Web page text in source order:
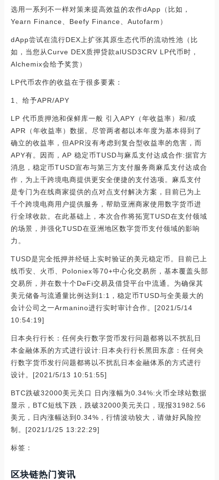
选用一系列不一样对策来提高效益的农作dApp（比如，
Yearn Finance、Beefy Finance、Autofarm）
dApp尝试在流行DEX上扩张其原生态代币的流动性池（比
如，当您从Curve DEX质押贷款alUSD3CRV LP代币时，
Alchemix会给予奖赏）
LP代币农作的收益在于很多要素：
1、给予APR/APY
LP 代币质押池和保鲜库一般 引入APY（年收益率）和/或
APR（年收益率）数据。尽管两者都以本年度为基本得到了
确立的收益率，但APR沒有考虑到复合型收益率的危害，而
APY有。因而，AP 稳定币TUSD与麻瓜支付达成合作:据官方
消息，稳定币TUSD宣布与第三方支付服务商麻瓜支付达成合
作，为上千跨境电商提供更安全便捷的支付选项。麻瓜支付
是专门为在线商家提供的点对点支付解决方案，目前已为上
千个跨境电商用户提供服务，帮助亚洲商家使用数字货币进
行全球收款。在此基础上，本次合作将拓宽TUSD在支付领域
的场景，并强化TUSD在亚洲地区数字货币支付领域的影响
力。
TUSD是完全抵押并经链上实时验证的美元稳定币。目前已上
线币安、火币、Poloniex等70+中心化交易所，基本覆盖头部
交易所，并在数十个DeFi交易及借贷平台中流通。为确保其
美元储备与流通量比例达到1:1，稳定币TUSD与全美最大的
会计公司之一Armanino进行实时审计合作。[2021/5/14
10:54:19]
日本央行行长：任何央行数字货币发行问题都将以不扰乱日
本金融体系的方式进行设计:日本央行行长黑田东彦：任何央
行数字货币发行问题都将以不扰乱日本金融体系的方式进行
设计。[2021/5/13 10:51:55]
BTC跌破32000美元关口 日内涨幅为0.34%:火币全球站数据
显示，BTC短线下跌，跌破32000美元关口，现报31982.56
美元，日内涨幅达到0.34%，行情波动较大，请做好风险控
制。[2021/1/25 13:22:29]
标签：
区块链热门资讯